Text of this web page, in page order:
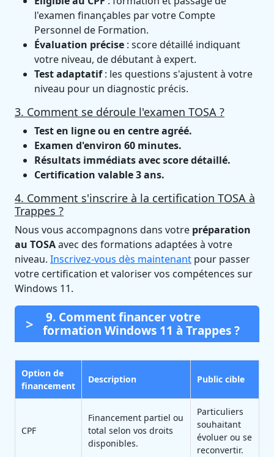
l'examen finançables par votre Compte
Personnel de Formation.
Évaluation précise : score détaillé indiquant
votre niveau, de débutant à expert.
Test adaptatif: les questions s'ajustent à votre
niveau pour un diagnostic précis.
3. Comment se déroule l'examen TOSA ?
Test en ligne ou en centre agréé.
Examen d'environ 60 minutes.
Résultats immédiats avec score détaillé.
Certification valable 3 ans.
4. Comment s'inscrire à la certification TOSA à
Trappes ?
Nous vous accompagnons dans votre préparation
au TOSAavec des formations adaptées à votre
niveau. Inscrivez-vous dès maintenant pour passer
votre certification et valoriser vos compétences sur
Windows 11.
9. Comment financer votre
formation Windows 11 à Trappes ?
Option de
financement
Description Public cible
CPF
Financement partiel ou
total selon vos droits
disponibles.
Particuliers
souhaitant
évoluer ou se
reconvertir.